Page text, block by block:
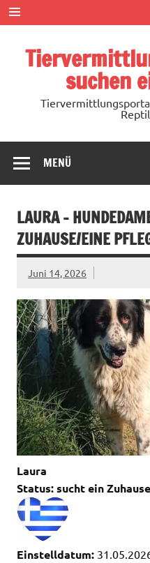
Zum
Inhalt
springen
suchen
MENÜ
LAURA –
ZUHAUSE/EINE
Juni 14, 2026
Laura
Status: sucht ein
Einstelldatum: